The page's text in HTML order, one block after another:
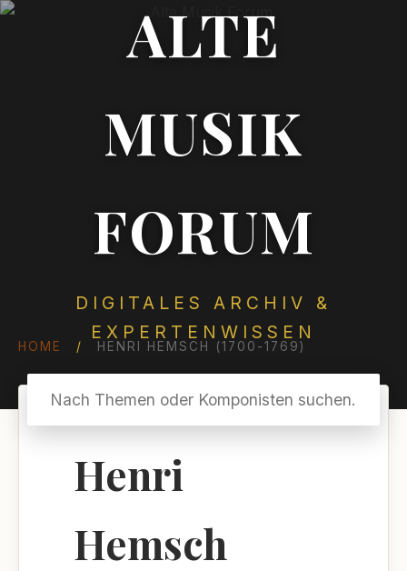
ALTE
MUSIK
FORUM
DIGITALES ARCHIV &
EXPERTENWISSEN
HOME / HENRI HEMSCH (1700-1769)
Henri
Hemsch